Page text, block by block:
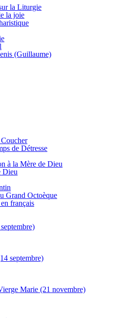
la Liturgie
la joie
(Guillaume)
de Détresse
à la Mère de Dieu
Dieu
Grand Octoèque
français
septembre)
Marie (21 novembre)